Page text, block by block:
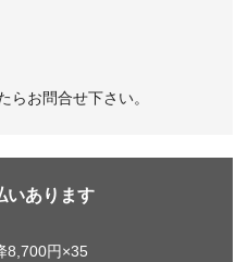
らお問合せ下さい。
いあります
円×35